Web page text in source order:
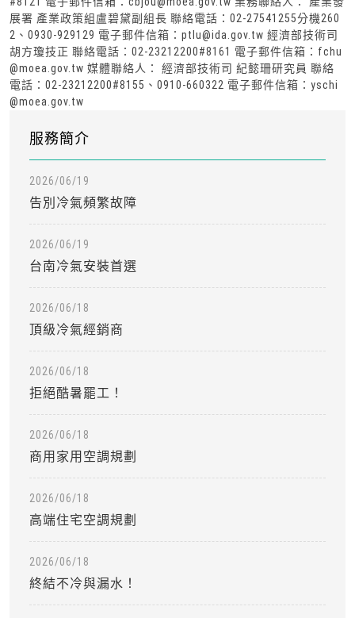
服務簡介
2026/06/19
告別冷氣頻繁故障
2026/06/19
台南冷氣安裝首選
2026/06/18
頂級冷氣經銷商
2026/06/18
拒絕酷暑罷工！
2026/06/18
商用家用空調規劃
2026/06/18
高端住宅空調規劃
2026/06/18
終結不冷與漏水！
展署 產業政策組盧碧黛副組長 聯絡電話：02-27541255分機260
2、0930-929129 電子郵件信箱：ptlu@ida.gov.tw 經濟部技術司
胡方瓊技正 聯絡電話：02-23212200#8161 電子郵件信箱：fchu
@moea.gov.tw 媒體聯絡人： 經濟部技術司 紀懿珊研究員 聯絡
電話：02-23212200#8155、0910-660322 電子郵件信箱：yschi
@moea.gov.tw